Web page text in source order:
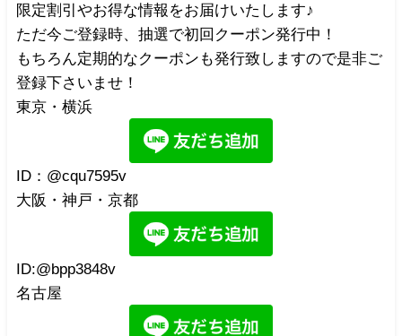
限定割引やお得な情報をお届けいたします♪
ただ今ご登録時、抽選で初回クーポン発行中！
もちろん定期的なクーポンも発行致しますので是非ご
登録下さいませ！
東京・横浜
ID：@cqu7595v
大阪・神戸・京都
ID:@bpp3848v
名古屋